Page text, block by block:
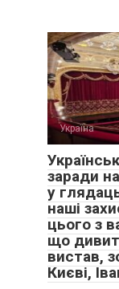
Україна
заради
у
наші
цього з
що
вистав,
Києві,